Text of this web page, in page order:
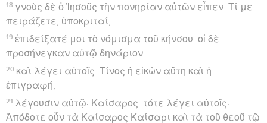
18 γνοὺς δὲ ὁ Ἰησοῦς τὴν πονηρίαν αὐτῶν εἶπεν· Τί με
πειράζετε, ὑποκριταί;
19 ἐπιδείξατέ μοι τὸ νόμισμα τοῦ κήνσου. οἱ δὲ
προσήνεγκαν αὐτῷ δηνάριον.
20 καὶ λέγει αὐτοῖς· Τίνος ἡ εἰκὼν αὕτη καὶ ἡ
ἐπιγραφή;
21 λέγουσιν αὐτῷ· Καίσαρος. τότε λέγει αὐτοῖς·
Ἀπόδοτε οὖν τὰ Καίσαρος Καίσαρι καὶ τὰ τοῦ θεοῦ τῷ